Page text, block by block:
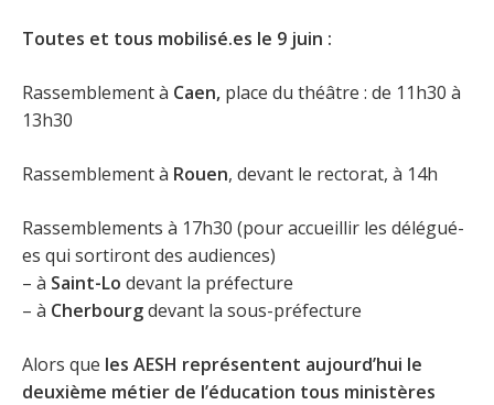
Toutes et tous mobilisé.es le 9 juin :
Rassemblement à Caen, place du théâtre : de 11h30 à
13h30
Rassemblement à Rouen, devant le rectorat, à 14h
Rassemblements à 17h30 (pour accueillir les délégué-
es qui sortiront des audiences)
– à Saint-Lo devant la préfecture
– à Cherbourgdevant la sous-préfecture
Alors que les AESH représentent aujourd’hui le
deuxième métier de l’éducation tous ministères